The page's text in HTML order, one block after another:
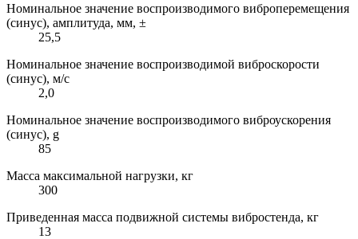
Номинальное значение воспроизводимого виброперемещения
(синус), амплитуда, мм, ±
25,5
Номинальное значение воспроизводимой виброскорости
(синус), м/с
2,0
Номинальное значение воспроизводимого виброускорения
(синус), g
85
Масса максимальной нагрузки, кг
300
Приведенная масса подвижной системы вибростенда, кг
13